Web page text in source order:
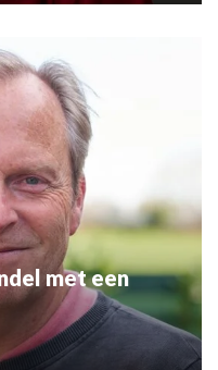
met een